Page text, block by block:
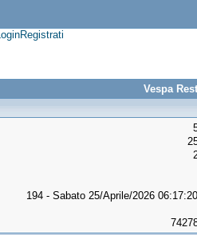
Registrati
Vespa
194 - Sabato 25/Aprile/2026